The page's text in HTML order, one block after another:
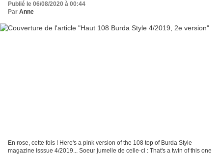
Publié le 06/08/2020 à 00:44
Par Anne
En rose, cette fois ! Here's a pink version of the 108 top of Burda Style
magazine isssue 4/2019... Soeur jumelle de celle-ci : That's a twin of this one